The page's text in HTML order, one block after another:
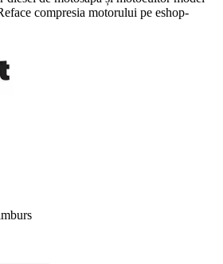
compresia motorului pe eshop-